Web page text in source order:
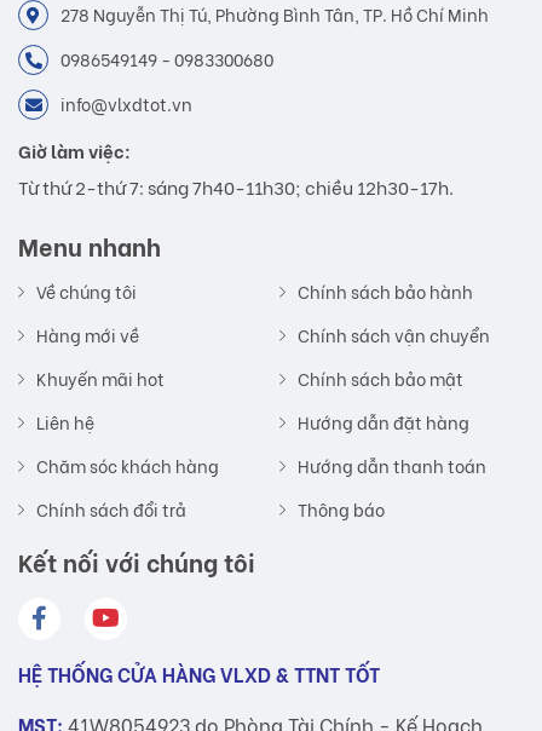
278 Nguyễn Thị Tú, Phường Bình Tân, TP. Hồ Chí Minh
0986549149 - 0983300680
info@vlxdtot.vn
Giờ làm việc:
Từ thứ 2-thứ 7: sáng 7h40-11h30; chiều 12h30-17h.
Menu nhanh
Về chúng tôi
Hàng mới về
Khuyến mãi hot
Liên hệ
Chăm sóc khách hàng
Chính sách đổi trả
Chính sách bảo hành
Chính sách vận chuyển
Chính sách bảo mật
Hướng dẫn đặt hàng
Hướng dẫn thanh toán
Thông báo
Kết nối với chúng tôi
HỆ THỐNG CỬA HÀNG VLXD & TTNT TỐT
MST: 41W8054923 do Phòng Tài Chính - Kế Hoạch